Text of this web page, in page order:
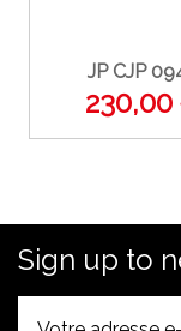
JP CJP
Sign up to